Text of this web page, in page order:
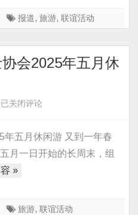
诗
报道, 旅游, 联谊活动
会2025年五月休
旅
华
人
业
士
已关闭评论
年五月休闲游 又到一年春
月一日开始的长周末，组
»
旅游, 联谊活动